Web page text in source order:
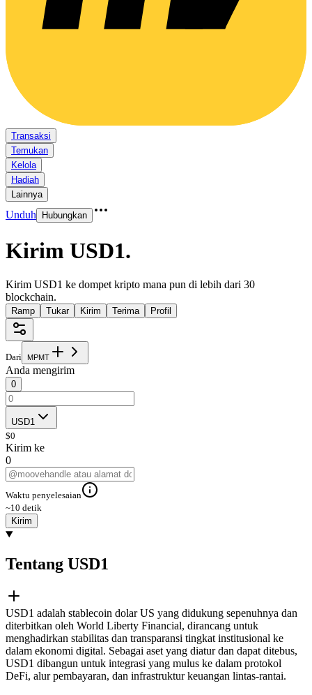
Transaksi
Temukan
Kelola
Hadiah
Lainnya
Unduh Hubungkan
Kirim USD1.
Kirim USD1 ke dompet kripto mana pun di lebih dari 30
blockchain.
Ramp Tukar Kirim Terima Profil
Dari MPMT
Anda mengirim
0
USD1
$0
Kirim ke
0
Waktu penyelesaian
~10 detik
Kirim
Tentang USD1
USD1 adalah stablecoin dolar US yang didukung sepenuhnya dan
diterbitkan oleh World Liberty Financial, dirancang untuk
menghadirkan stabilitas dan transparansi tingkat institusional ke
dalam ekonomi digital. Sebagai aset yang diatur dan dapat ditebus,
USD1 dibangun untuk integrasi yang mulus ke dalam protokol
DeFi, alur pembayaran, dan infrastruktur keuangan lintas-rantai.